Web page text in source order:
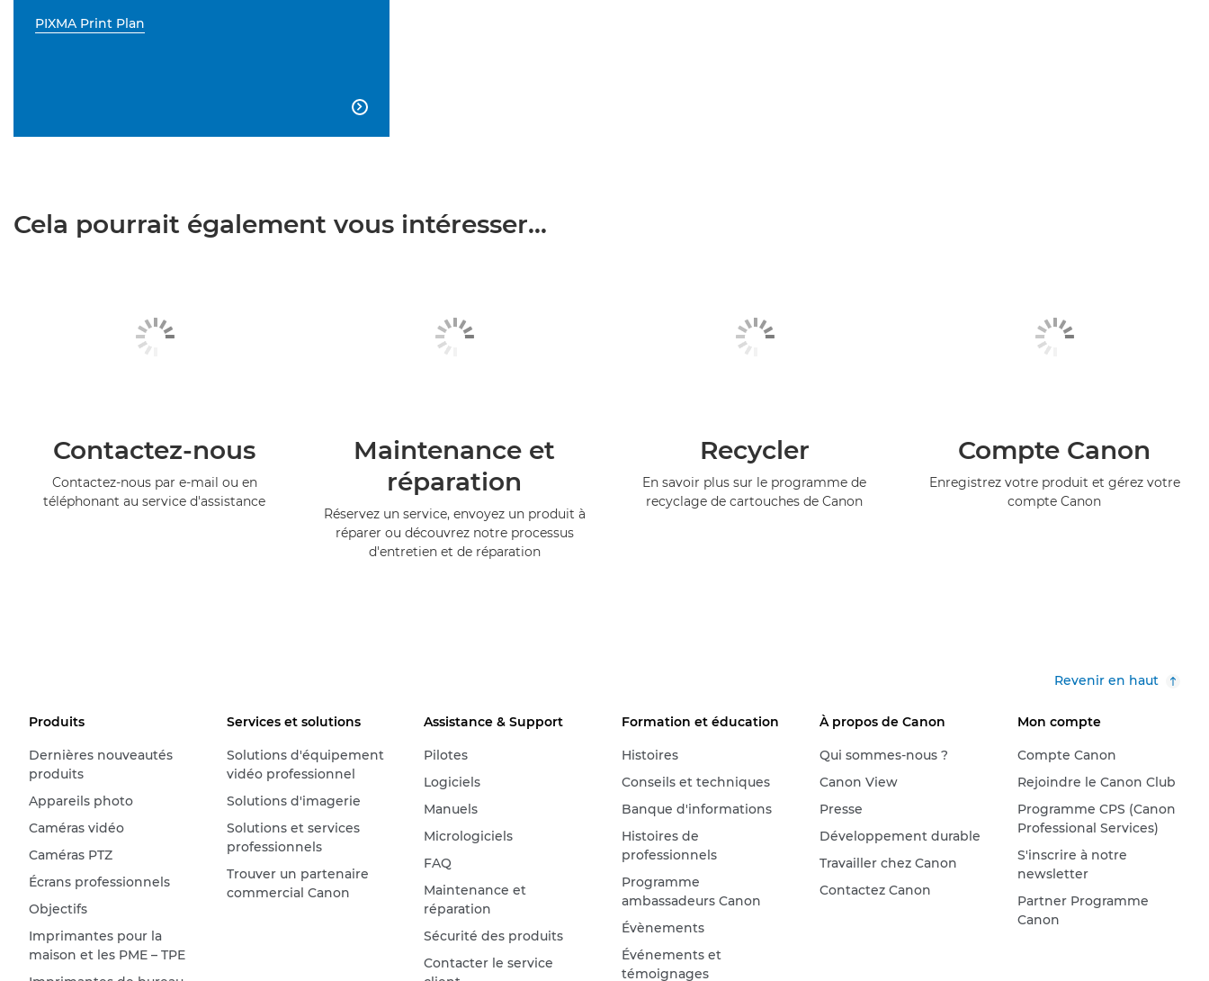
PIXMA Print Plan

Cela pourrait également vous intéresser...
Contactez-nous
Contactez-nous par e-mail ou en
téléphonant au service d'assistance
Maintenance et
réparation
Réservez un service, envoyez un produit à
réparer ou découvrez notre processus
d'entretien et de réparation
Recycler
En savoir plus sur le programme de
recyclage de cartouches de Canon
Compte Canon
Enregistrez votre produit et gérez votre
compte Canon
Revenir en haut
Produits
Dernières nouveautés
produits
Appareils photo
Caméras vidéo
Caméras PTZ
Écrans professionnels
Objectifs
Imprimantes pour la
maison et les PME – TPE
Services et solutions
Solutions d'équipement
vidéo professionnel
Solutions d'imagerie
Solutions et services
professionnels
Trouver un partenaire
commercial Canon
Assistance & Support
Pilotes
Logiciels
Manuels
Micrologiciels
FAQ
Maintenance et
réparation
Sécurité des produits
Contacter le service
Formation et éducation
Histoires
Conseils et techniques
Banque d'informations
Histoires de
professionnels
Programme
ambassadeurs Canon
Évènements
Événements et
témoignages
À propos de Canon
Qui sommes-nous ?
Canon View
Presse
Développement durable
Travailler chez Canon
Contactez Canon
Mon compte
Compte Canon
Rejoindre le Canon Club
Programme CPS (Canon
Professional Services)
S'inscrire à notre
newsletter
Partner Programme
Canon